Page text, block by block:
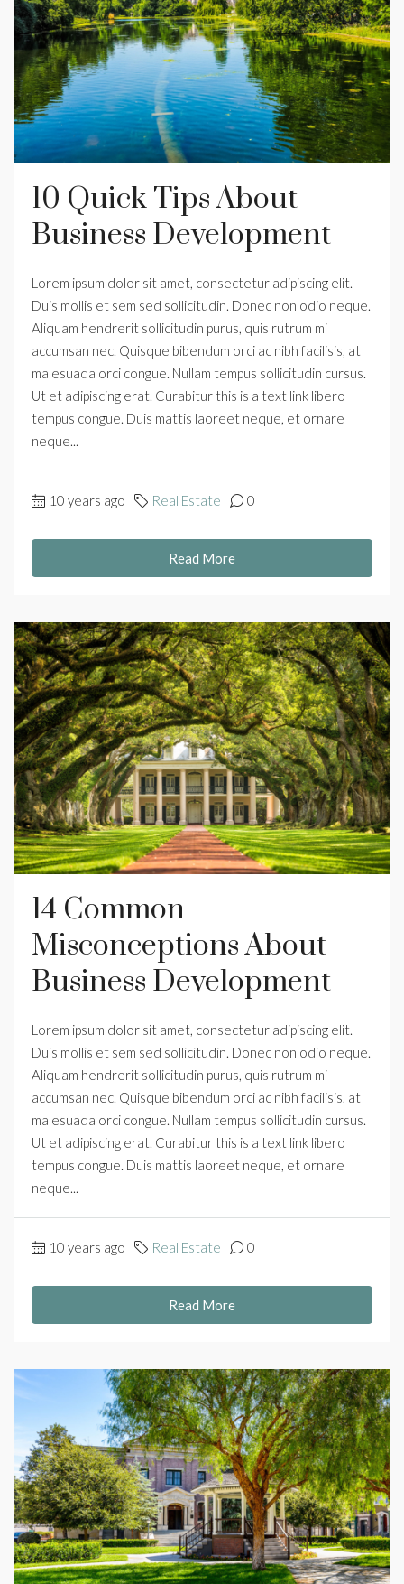
10 Quick Tips About
Business Development
Lorem ipsum dolor sit amet, consectetur adipiscing elit.
Duis mollis et sem sed sollicitudin. Donec non odio neque.
Aliquam hendrerit sollicitudin purus, quis rutrum mi
accumsan nec. Quisque bibendum orci ac nibh facilisis, at
malesuada orci congue. Nullam tempus sollicitudin cursus.
Ut et adipiscing erat. Curabitur this is a text link libero
tempus congue. Duis mattis laoreet neque, et ornare
neque...
10 years ago Real Estate 0
Read More
14 Common
Misconceptions About
Business Development
Lorem ipsum dolor sit amet, consectetur adipiscing elit.
Duis mollis et sem sed sollicitudin. Donec non odio neque.
Aliquam hendrerit sollicitudin purus, quis rutrum mi
accumsan nec. Quisque bibendum orci ac nibh facilisis, at
malesuada orci congue. Nullam tempus sollicitudin cursus.
Ut et adipiscing erat. Curabitur this is a text link libero
tempus congue. Duis mattis laoreet neque, et ornare
neque...
10 years ago Real Estate 0
Read More